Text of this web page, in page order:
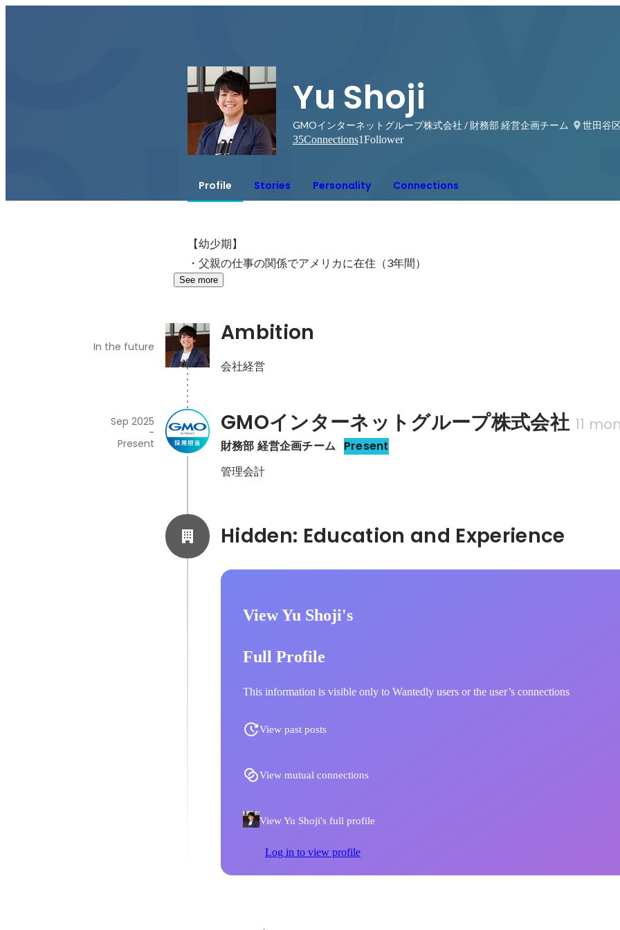
Yu Shoji
GMOインターネットグループ株式会社 / 財務部 経営企画チーム
世田谷
35Connections1Follower
Profile Stories Personality Connections
【幼少期】
・父親の仕事の関係でアメリカに在住（3年間）
See more
Ambition
In the future
会社経営
GMOインターネットグループ株式会社 11
財務部 経営企画チーム Present
Sep 2025
-
Present
管理会計
View Yu Shoji's
Full Profile
This information is visible only to Wantedly users or the user’s connections
View past posts
View mutual connections
View Yu Shoji's full profile
Log in to view profile